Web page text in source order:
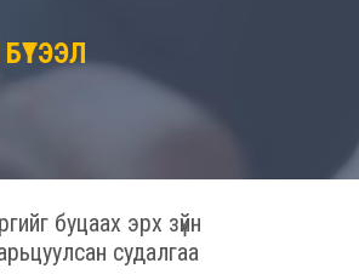
буцаах эрх зүйн
судалгаа